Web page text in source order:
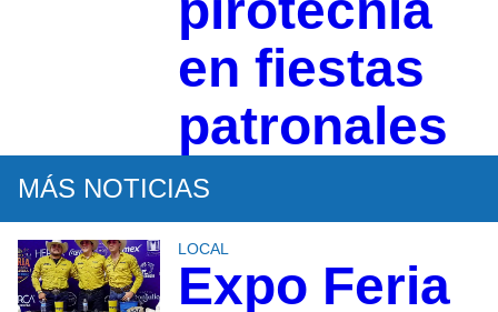
en fiestas
patronales
MÁS NOTICIAS
LOCAL
Expo Feria